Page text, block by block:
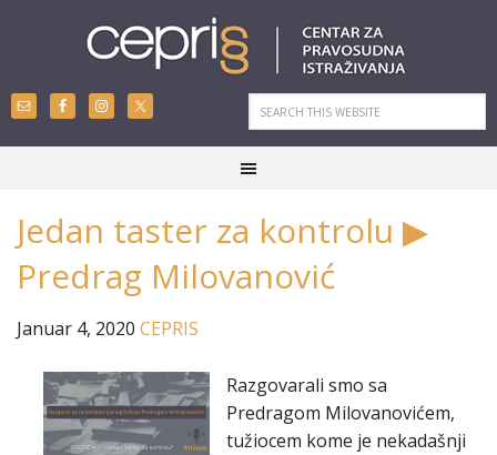
Jedan taster za kontrolu ▶
Predrag Milovanović
Januar 4, 2020 CEPRIS
Razgovarali smo sa
Predragom Milovanovićem,
tužiocem kome je nekadašnji